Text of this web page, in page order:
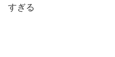
すぎる